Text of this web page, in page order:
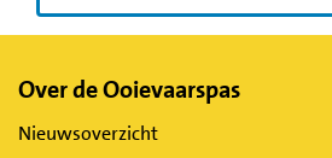
Belangrijke
links
Over de Ooievaarspas
Nieuwsoverzicht